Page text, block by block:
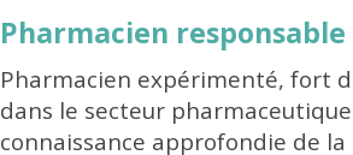
Pharmacien responsable
Pharmacien expérimenté, fort
dans le secteur
connaissance approfondie de